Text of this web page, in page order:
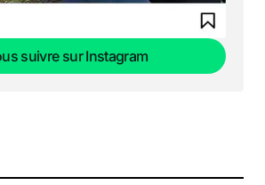
suivre sur Instagram